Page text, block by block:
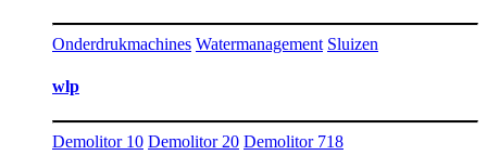
Onderdrukmachines Watermanagement Sluizen
wlp
Demolitor 10 Demolitor 20 Demolitor 718